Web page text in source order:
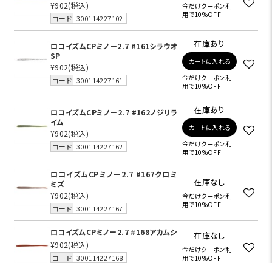
¥902(税込)
コード 300114227102
今だけクーポン利
用で10%OFF
ロコイズムCPミノー2.7 #161シラウオ
SP
¥902(税込)
コード 300114227161
在庫あり
カートに入れる
今だけクーポン利
用で10%OFF
ロコイズムCPミノー2.7 #162ノジリラ
イム
¥902(税込)
コード 300114227162
在庫あり
カートに入れる
今だけクーポン利
用で10%OFF
ロコイズムCPミノー2.7 #167クロミ
ミズ
¥902(税込)
コード 300114227167
在庫なし
今だけクーポン利
用で10%OFF
ロコイズムCPミノー2.7 #168アカムシ
¥902(税込)
コード 300114227168
在庫なし
今だけクーポン利
用で10%OFF